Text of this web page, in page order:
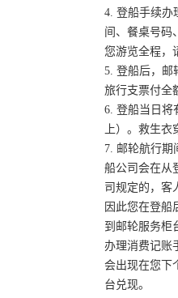
4. 登船手续办
间、餐桌号码
您游览全程，
5. 登船后，邮
旅行支票付全
6. 登船当日将
上）。救生
7. 邮轮航行期
船公司会在从
司规定的，客
因此您在登船
到邮轮服务柜
办理消费记账
会出现在您下
台兑现。